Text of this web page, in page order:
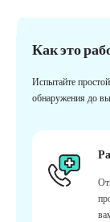
Как это
Испытайте
обнаружения до